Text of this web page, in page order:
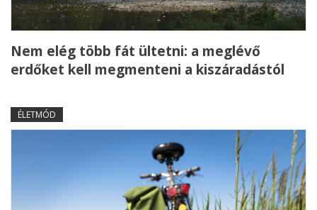
Nem elég több fát ültetni: a meglévő
erdőket kell megmenteni a kiszáradástól
ÉLETMÓD